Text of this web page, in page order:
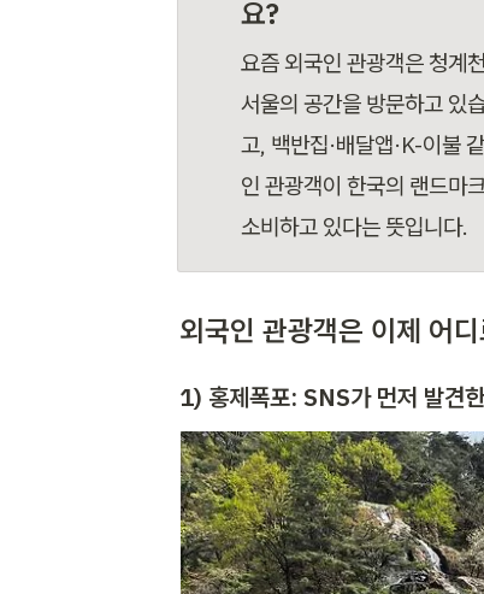
요?
요즘 외국인 관광객은 청계
서울의 공간을 방문하고 있
고, 백반집·배달앱·K-이불
인 관광객이 한국의 랜드마
소비하고 있다는 뜻입니다.
외국인 관광객은 이제 어
1) 홍제폭포: SNS가 먼저 발견